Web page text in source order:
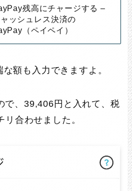
残高にチャージする –
ッシュレス決済の
（ペイペイ）
額も入力できますよ。
で、39,406円と入れて、税
合わせました。